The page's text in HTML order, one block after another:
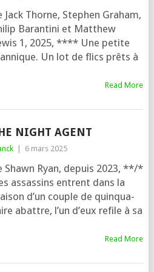
Jack Thorne, Stephen Graham,
Barantini et Matthew
1, 2025, **** Une petite
Un lot de flics prêts à
Read More
NIGHT AGENT
6 mars 2025
Shawn Ryan, depuis 2023, **/*
assas­sins entrent dans la
d’un couple de quin­qua­
abattre, l’un d’eux refile à sa
Read More